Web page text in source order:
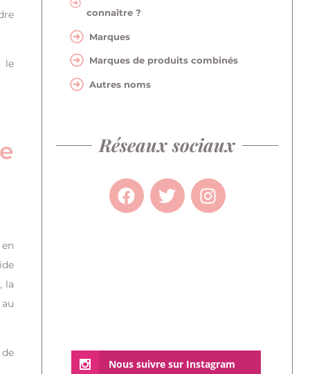
le
la
connaître ?
Marques
Marques de produits combinés
Autres noms
Réseaux sociaux
Nous suivre sur Instagram